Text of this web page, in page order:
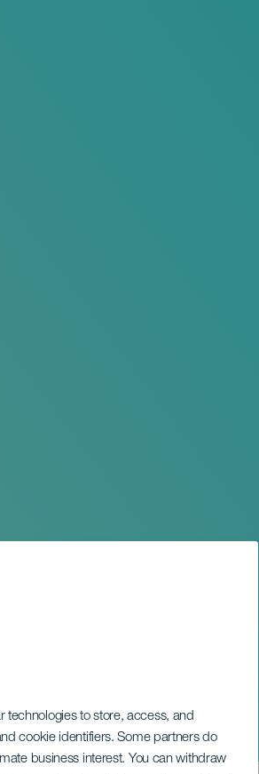
technologies to store, access, and
cookie identifiers. Some partners do
business interest. You can withdraw